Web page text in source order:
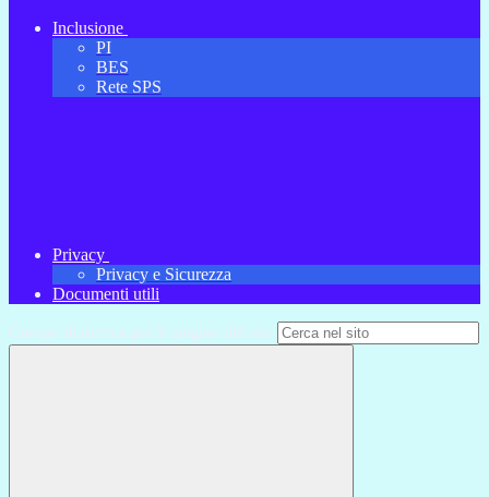
Inclusione
PI
BES
Rete SPS
Privacy
Privacy e Sicurezza
Documenti utili
Campo di ricerca per le pagine del sito